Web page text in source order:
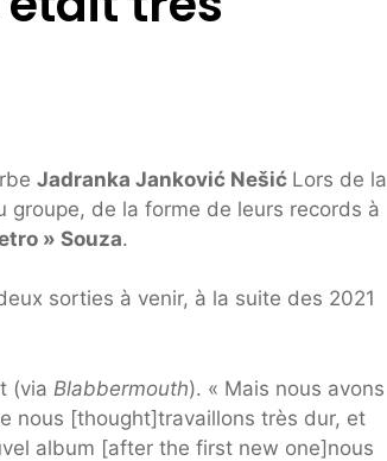
Jadranka Janković Nešić Lors de la
groupe, de la forme de leurs records à
» Souza.
sorties à venir, à la suite des 2021
(via Blabbermouth). « Mais nous avons
nous [thought]travaillons très dur, et
album [after the first new one]nous